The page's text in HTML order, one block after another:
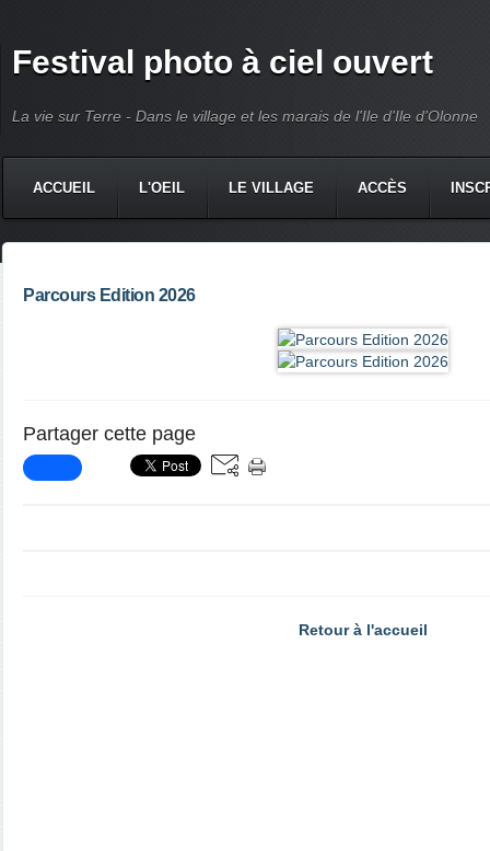
Festival photo à ciel ouvert
La vie sur Terre - Dans le village et les marais de l'Ile d'Ile d'Olonne
ACCUEIL L'OEIL LE VILLAGE ACCÈS
Parcours Edition 2026
Partager cette page
Retour à l'accueil